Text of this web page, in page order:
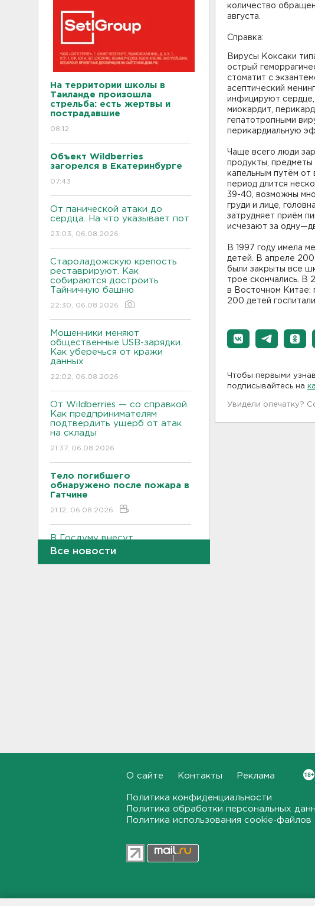
На территории школы в
Таиланде произошла
стрельба: есть жертвы и
пострадавшие
08:12
Объект Wildberries
загорелся в Екатеринбурге
07:43
От панической атаки до
сердца. На что указывает пот
23:03, 06.08.2026
Староладожскую крепость
реставрируют. Как
собираются достроить
Тайничную башню
22:30, 06.08.2026
Мошенники меняют
общественные USB-зарядки.
Как уберечься от кражи
данных
22:02, 06.08.2026
От Wildberries — со справкой.
Как предпринимателям
подтвердить ущерб от атак
на склады
21:37, 06.08.2026
Тело погибшего
обнаружено после пожара в
Гатчине
21:12, 06.08.2026
В Госдуму внесут
законопроект об отмене ЕГЭ
в России
"Духота, комары, слепни". В
находят грибы и ягоды в лесу
дача или проживание рядом с
парком спасает от этой
Все новости
количество
августа.
Справка:
Вирусы Коксаки
острый
стоматит с
асептический
инфицируют
миокардит,
гепатотропными
перикардиальную
Чаще всего люди
продукты,
капельным путём от
период длится
39-40, возможны
груди и лице,
затрудняет приём
исчезают за
В 1997 году имела
детей. В апреле
были закрыты все
трое скончались. В
в Восточном Китае:
200 детей
Чтобы первыми
подписывайтесь на
Увидели опечатку?
О сайте Контакты Реклама
Политика конфиденциальности
Политика обработки персональных
Политика использования cookie-файлов